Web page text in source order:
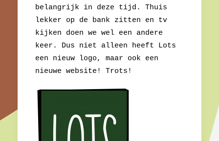
belangrijk in deze tijd. Thuis
lekker op de bank zitten en tv
kijken doen we wel een andere
keer. Dus niet alleen heeft Lots
een nieuw logo, maar ook een
nieuwe website! Trots!